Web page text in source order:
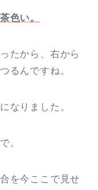
色い。
たから、右から
るんですね。
なりました。
。
を今ここで見せ